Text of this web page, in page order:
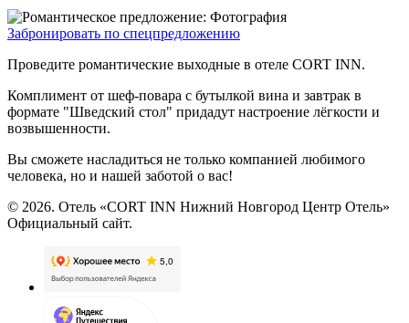
Забронировать по спецпредложению
Проведите романтические выходные в отеле CORT INN.
Комплимент от шеф-повара с бутылкой вина и завтрак в
формате "Шведский стол" придадут настроение лёгкости и
возвышенности.
Вы сможете насладиться не только компанией любимого
человека, но и нашей заботой о вас!
© 2026. Отель «CORT INN Нижний Новгород Центр Отель»
Официальный сайт.